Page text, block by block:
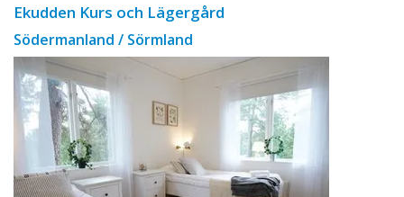
Ekudden Kurs och Lägergård
Södermanland / Sörmland